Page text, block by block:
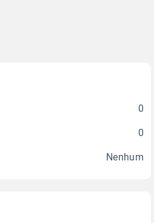
0
0
Nenhum